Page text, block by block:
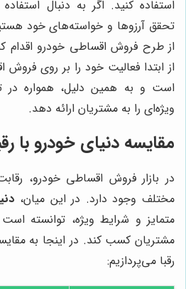
استفاده کنید. اگر به دنبال
تحقق آرزوها و خواسته‌های خود
از طرح فروش اقساطی خودرو اقدام
از ابتدا فعالیت خود را بر روی
است و به همین دلیل، همواره در
ویژه‌ای را به مشتریان ارائه دهد.
مقایسه دنیای خودرو با
در بازار فروش اقساطی خودرو،
مختلف وجود دارد. در این میان،
متمایز و شرایط ویژه، توانسته
مشتریان کسب کند. در اینجا به
رقبا می‌پردازیم: